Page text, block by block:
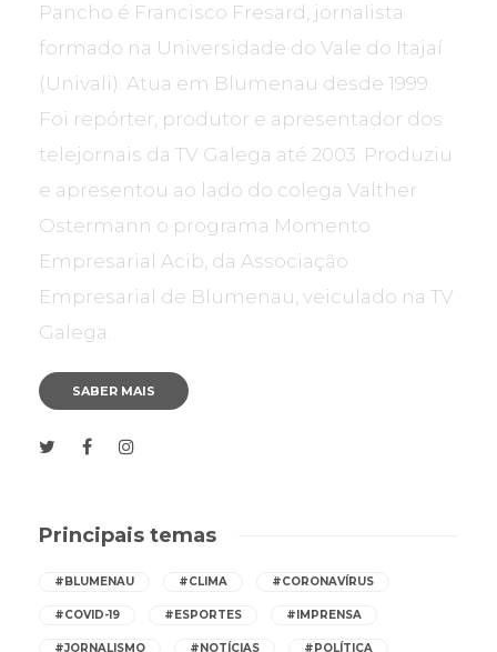
Pancho é Francisco Fresard, jornalista
formado na Universidade do Vale do Itajaí
(Univali). Atua em Blumenau desde 1999.
Foi repórter, produtor e apresentador dos
telejornais da TV Galega até 2003. Produziu
e apresentou ao lado do colega Valther
Ostermann o programa Momento
Empresarial Acib, da Associação
Empresarial de Blumenau, veiculado na TV
Galega.
SABER MAIS
Principais temas
#BLUMENAU #CLIMA #CORONAVÍRUS
#COVID-19 #ESPORTES #IMPRENSA
#JORNALISMO #NOTÍCIAS #POLÍTICA